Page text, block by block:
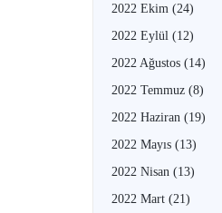
2022 Ekim (24)
2022 Eylül (12)
2022 Ağustos (14)
2022 Temmuz (8)
2022 Haziran (19)
2022 Mayıs (13)
2022 Nisan (13)
2022 Mart (21)